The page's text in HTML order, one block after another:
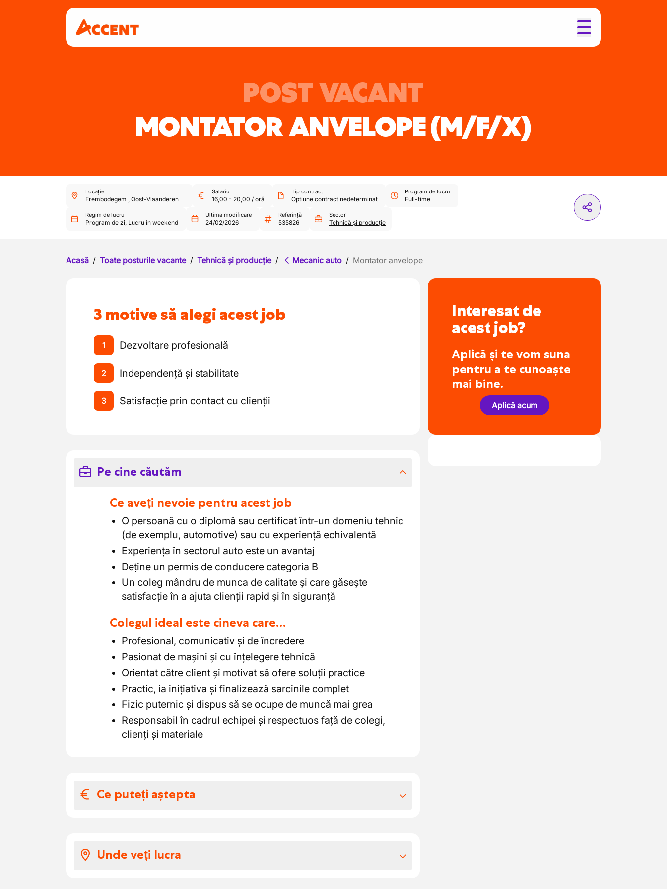
POST VACANT
MONTATOR ANVELOPE(M/F/X)
Locație
Erembodegem , Oost-Vlaanderen
Salariu
16,00 - 20,00 / oră
Tip contract
Optiune contract nedeterminat
Program de lucru
Full-time
Regim de lucru
Program de zi, Lucru în weekend
Ultima modificare
24/02/2026
Referință
535826
Sector
Tehnică și producție
Acasă / Toate posturile vacante / Tehnică și producție / Mecanic auto / Montator anvelope
3 motive să alegi acest job
1 Dezvoltare profesională
2 Independență și stabilitate
3 Satisfacție prin contact cu clienții
Pe cine căutăm
Ce aveți nevoie pentru acest job
O persoană cu o diplomă sau certificat într-un domeniu tehnic
(de exemplu, automotive) sau cu experiență echivalentă
Experiența în sectorul auto este un avantaj
Deține un permis de conducere categoria B
Un coleg mândru de munca de calitate și care găsește
satisfacție în a ajuta clienții rapid și în siguranță
Colegul ideal este cineva care…
Profesional, comunicativ și de încredere
Pasionat de mașini și cu înțelegere tehnică
Orientat către client și motivat să ofere soluții practice
Practic, ia inițiativa și finalizează sarcinile complet
Fizic puternic și dispus să se ocupe de muncă mai grea
Responsabil în cadrul echipei și respectuos față de colegi,
clienți și materiale
Ce puteți aștepta
Salariu conform pieței, ajustat în funcție de experiență și
Unde veți lucra
Interesat de
acest job?
Aplică și te vom suna
pentru a te cunoaște
mai bine.
Aplică acum